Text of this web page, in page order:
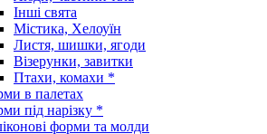
Інші свята
Містика, Хелоуїн
Листя, шишки, ягоди
Візерунки, завитки
Птахи, комахи *
в палетах
під нарізку *
форми та молди